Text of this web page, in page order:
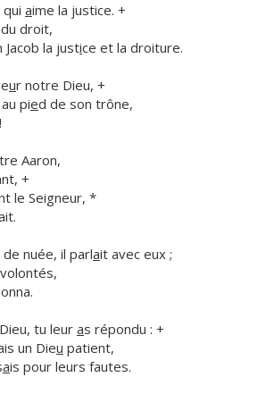
aime la justice. +
droit,
la justice et la droiture.
ur notre Dieu, +
pied de son trône,
Aaron,
+
le Seigneur, *
nuée, il parlait avec eux ;
tu leur as répondu : +
un Dieu patient,
ais pour leurs fautes.